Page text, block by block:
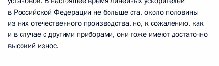
в Российской Федерации не больше ста, около половины
из них отечественного производства, но, к сожалению, как
и в случае с другими приборами, они тоже имеют достаточно
высокий износ.